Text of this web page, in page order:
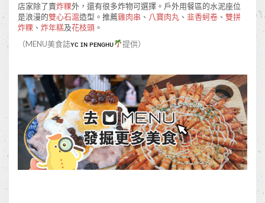
店家除了賣炸粿外，還有很多炸物可選擇。戶外用餐區的水泥座位
是浪漫的雙心石滬造型。推薦雞肉串 、 八寶肉丸 、 韭香蚵卷 、 雙拼
炸粿 、 炸年糕及花枝頭 。
（MENU美食誌ʏᴄ ɪɴ ᴘᴇɴɢʜᴜ 提供）